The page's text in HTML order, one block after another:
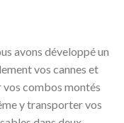
avons développé un
vos cannes et
combos montés
y transporter vos